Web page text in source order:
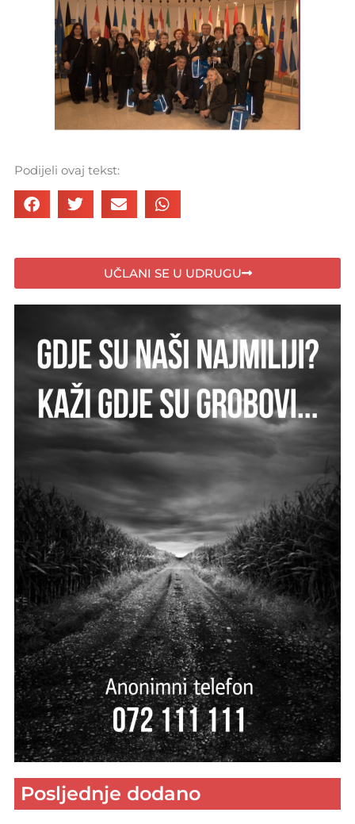
Podijeli ovaj tekst:
UČLANI SE U UDRUGU
Posljednje dodano